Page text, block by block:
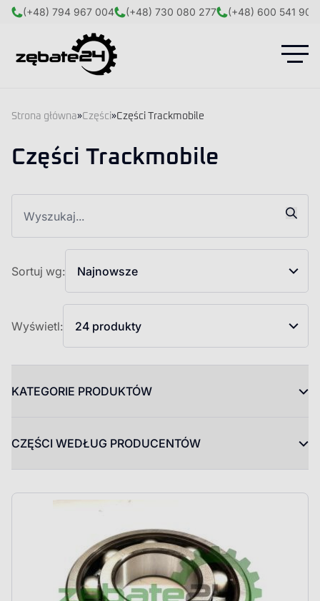
(+48) 794 967 004 (+48) 730 080 277 (+48) 600 541 908
Strona główna»Części»Części Trackmobile
Części Trackmobile
Sortuj wg: Najnowsze
Wyświetl: 24 produkty
KATEGORIE PRODUKTÓW
CZĘŚCI WEDŁUG PRODUCENTÓW